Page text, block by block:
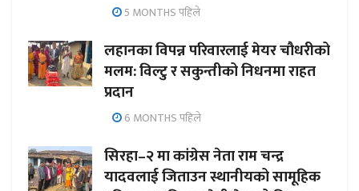
5 MONTHS पहिले
लहानका विपन्न परिवारलाई मेयर चौधरीको
मलम: विल्टु र सकुन्तीको निधनमा राहत
प्रदान
6 MONTHS पहिले
सिरहा–२ मा कांग्रेस नेता राम चन्द्र
यादवलाई जिताउन स्थानीयको सामूहिक